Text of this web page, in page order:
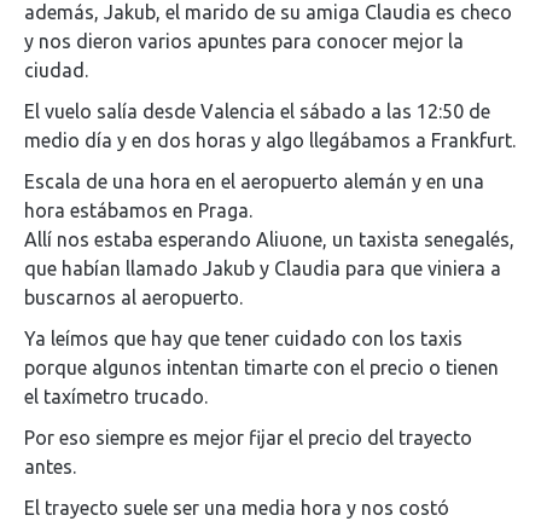
además, Jakub, el marido de su amiga Claudia es checo
y nos dieron varios apuntes para conocer mejor la
ciudad.
El vuelo salía desde Valencia el sábado a las 12:50 de
medio día y en dos horas y algo llegábamos a Frankfurt.
Escala de una hora en el aeropuerto alemán y en una
hora estábamos en Praga.
Allí nos estaba esperando Aliuone, un taxista senegalés,
que habían llamado Jakub y Claudia para que viniera a
buscarnos al aeropuerto.
Ya leímos que hay que tener cuidado con los taxis
porque algunos intentan timarte con el precio o tienen
el taxímetro trucado.
Por eso siempre es mejor fijar el precio del trayecto
antes.
El trayecto suele ser una media hora y nos costó